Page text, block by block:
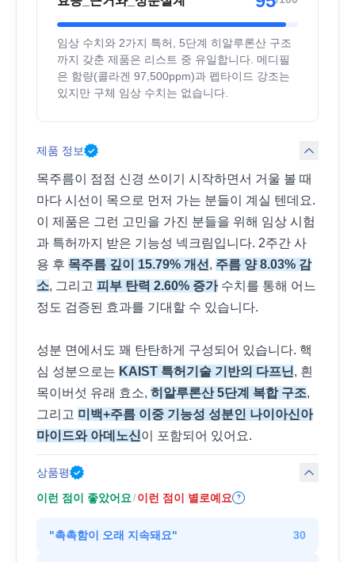
임상 수치와 2가지 특허, 5단계 히알루론산 구조
까지 갖춘 제품은 리스트 중 유일합니다. 메디필
은 함량(콜라겐 97,500ppm)과 펩타이드 강조는
있지만 구체 임상 수치는 없습니다.
제품 정보
목주름이 점점 신경 쓰이기 시작하면서 거울 볼 때
마다 시선이 목으로 먼저 가는 분들이 계실 텐데요.
이 제품은 그런 고민을 가진 분들을 위해 임상 시험
과 특허까지 받은 기능성 넥크림입니다. 2주간 사
용 후 목주름 깊이 15.79% 개선, 주름 양 8.03% 감
소, 그리고 피부 탄력 2.60% 증가수치를 통해 어느
정도 검증된 효과를 기대할 수 있습니다.
성분 면에서도 꽤 탄탄하게 구성되어 있습니다. 핵
심 성분으로는 KAIST 특허기술 기반의 다프닌, 흰
목이버섯 유래 효소, 히알루론산 5단계 복합 구조,
그리고 미백+주름 이중 기능성 성분인 나이아신아
마이드와 아데노신이 포함되어 있어요.
상품평
이런 점이 좋았어요/ 이런 점이 별로예요 ?
"촉촉함이 오래 지속돼요" 30